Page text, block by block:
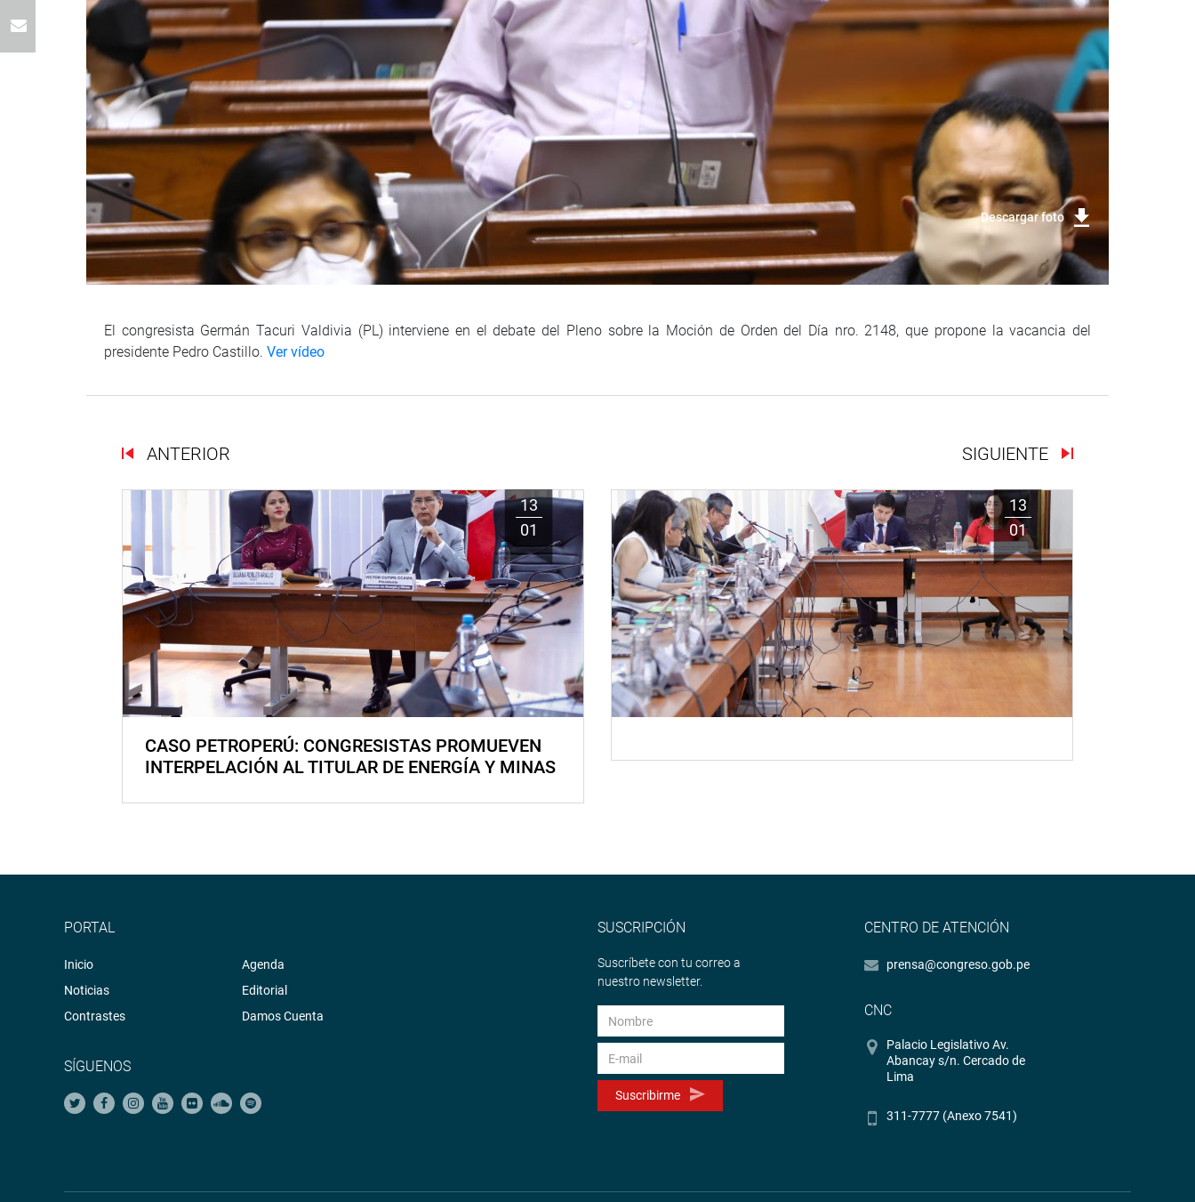
Descargar foto
El congresista Germán Tacuri Valdivia (PL) interviene en el debate del Pleno sobre la Moción de Orden del Día nro. 2148, que propone la vacancia del
presidente Pedro Castillo. Ver vídeo
ANTERIOR SIGUIENTE
13
01
CASO PETROPERÚ: CONGRESISTAS PROMUEVEN
INTERPELACIÓN AL TITULAR DE ENERGÍA Y MINAS
13
01
PORTAL
Inicio
Noticias
Contrastes
Agenda
Editorial
Damos Cuenta
SÍGUENOS
SUSCRIPCIÓN
Suscríbete con tu correo a
nuestro newsletter.
Suscribirme
CENTRO DE ATENCIÓN
prensa@congreso.gob.pe
CNC
Palacio Legislativo Av.
Abancay s/n. Cercado de
Lima
311-7777 (Anexo 7541)